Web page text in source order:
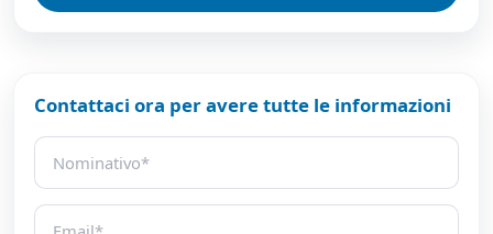
Contattaci ora per avere tutte le informazioni